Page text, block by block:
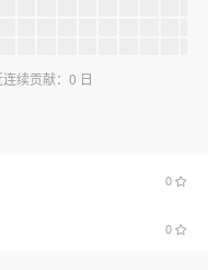
续贡献：0 日
0
0